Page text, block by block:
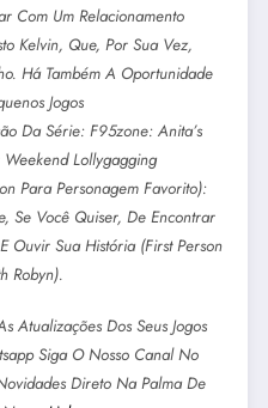
Com Um Relacionamento
Kelvin, Que, Por Sua Vez,
Há Também A Oportunidade
Jogos
Da Série: F95zone: Anita’s
Lollygagging
Para Personagem Favorito):
Se Você Quiser, De Encontrar
Ouvir Sua História (First Person
Robyn).
Atualizações Dos Seus Jogos
Siga O Nosso Canal No
Direto Na Palma De